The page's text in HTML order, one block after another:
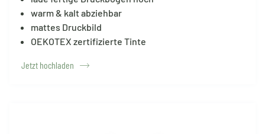
warm & kalt abziehbar
mattes Druckbild
OEKOTEX zertifizierte Tinte
Jetzt hochladen